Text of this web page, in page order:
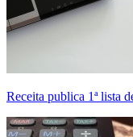
Receita publica 1ª lista